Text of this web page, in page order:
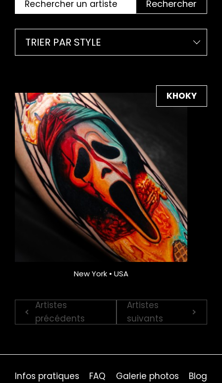
Rechercher
TRIER PAR STYLE
KHOKY
New York • USA
Artistes
précédents
Artistes
suivants
Infos pratiques FAQ Galerie photos
Blog